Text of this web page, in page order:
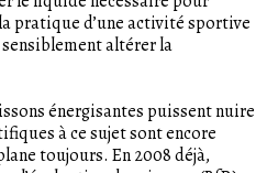
pratique d’une activité sportive
altérer la
énergisantes puissent nuire
à ce sujet sont encore
toujours. En 2008 déjà,